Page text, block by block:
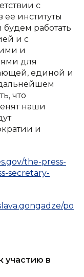
с
институты
работать
и с
и
для
единой и
что
наши
и
the-press-
secretary-
po
участию в